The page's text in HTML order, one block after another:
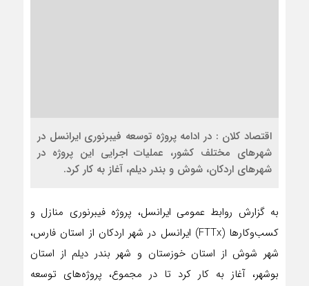
اقتصاد کلان : در ادامه پروژه توسعه فیبرنوری ایرانسل در
شهرهای مختلف کشور، عملیات اجرایی این پروژه در
شهرهای اردکان، شوش و بندر دیلم، آغاز به کار کرد.
به گزارش روابط عمومی ایرانسل، پروژه فیبرنوری منازل و
کسب‌وکارها (FTTx) ایرانسل در شهر اردکان از استان فارس،
شهر شوش از استان خوزستان و شهر بندر دیلم از استان
بوشهر، آغاز به کار کرد تا در مجموع، پروژه‌های توسعه